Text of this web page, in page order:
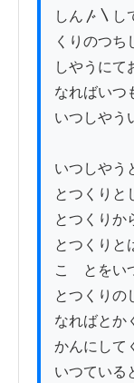
しん〴〵し
くりのつち
しやうにて
なればいつ
いつしやう
いつしやう
とつくりと
とつくりか
とつくりと
こゞとをい
とつくりの
なればとか
かんにして
いつている